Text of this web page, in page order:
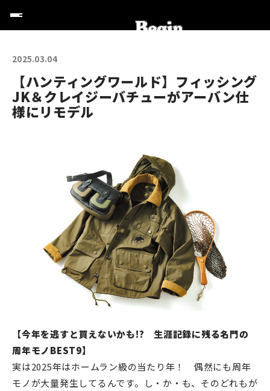
2025.03.04
【ハンティングワールド】フィッシング
JK＆クレイジーバチューがアーバン仕
様にリモデル
【今年を逃すと買えないかも!? 生涯記録に残る名門の
周年モノBEST9】
実は2025年はホームラン級の当たり年！ 偶然にも周年
モノが大量発生してるんです。し・か・も、そのどれもが